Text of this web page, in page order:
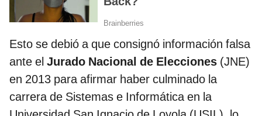
Esto se debió a que consignó información falsa
ante el Jurado Nacional de Elecciones (JNE)
en 2013 para afirmar haber culminado la
carrera de Sistemas e Informática en la